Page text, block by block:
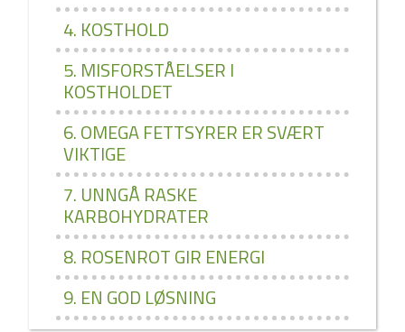
4. KOSTHOLD
5. MISFORSTÅELSER I
KOSTHOLDET
6. OMEGA FETTSYRER ER SVÆRT
VIKTIGE
7. UNNGÅ RASKE
KARBOHYDRATER
8. ROSENROT GIR ENERGI
9. EN GOD LØSNING